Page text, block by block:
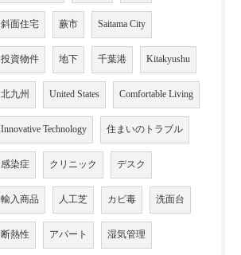
斜面住宅 蕨市 Saitama City
投資物件 地下 千葉港 Kitakyushu
北九州 United States Comfortable Living
Innovative Technology 住まいのトラブル
感染症 クリニック デスク
輸入商品 人工芝 カビ毒 洗面台
断熱性 アパート 湿気管理